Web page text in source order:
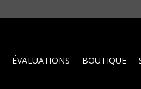
ÉVALUATIONS BOUTIQUE